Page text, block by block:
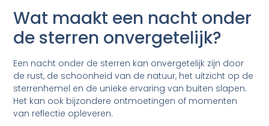
Wat maakt een nacht onder
de sterren onvergetelijk?
Een nacht onder de sterren kan onvergetelijk zijn door
de rust, de schoonheid van de natuur, het uitzicht op de
sterrenhemel en de unieke ervaring van buiten slapen.
Het kan ook bijzondere ontmoetingen of momenten
van reflectie opleveren.